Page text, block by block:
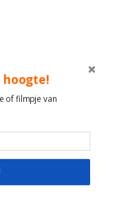
hoogte!
of filmpje van